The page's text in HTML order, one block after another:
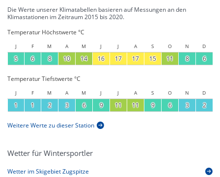
Die Werte unserer Klimatabellen basieren auf Messungen an den
Klimastationen im Zeitraum 2015 bis 2020.
Temperatur Höchstwerte °C
J F M A M J J A S O N D
5 6 8 10 14 16 17 17 15 11 8 6
Temperatur Tiefstwerte °C
J F M A M J J A S O N D
1 1 2 3 6 9 11 11 9 6 3 2
Weitere Werte zu dieser Station
Wetter für Wintersportler
Wetter im Skigebiet Zugspitze